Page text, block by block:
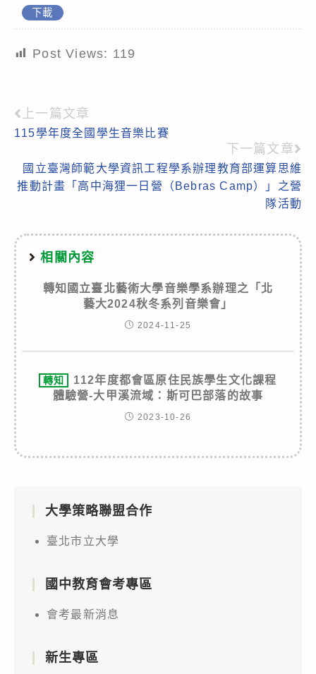
下載
Post Views: 119
Read
more
articles
上一篇文章
115學年度全國學生音樂比賽
下一篇文章
國立臺灣師範大學資訊工程學系辦理教育部運算思維
推動計畫「高中海狸一日營（Bebras Camp）」之營
隊活動
相關內容
轉知國立臺北藝術大學音樂學系辦理之「北
藝大2024秋冬系列音樂會」
2024-11-25
轉知
112年度都會區原住民族學生文化課程
體驗營-大甲溪流域：斯可巴部落的故事
2023-10-26
大學策略聯盟合作
臺北市立大學
國中教育會考專區
會考最新消息
新生專區